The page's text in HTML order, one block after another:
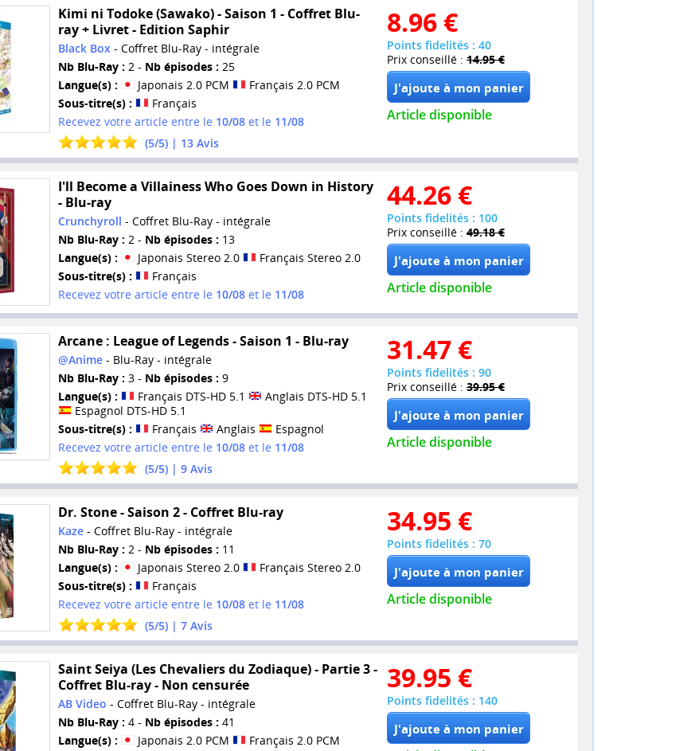
Kimi ni Todoke (Sawako) - Saison 1 - Coffret Blu-
ray + Livret - Edition Saphir
Black Box- Coffret Blu-Ray - intégrale
Nb Blu-Ray : 2 - Nb épisodes : 25
Langue(s) :
Japonais 2.0 PCM
Français 2.0 PCM
Sous-titre(s) :
Français
Recevez votre article entre le 10/08et le 11/08
(5/5) | 13Avis
8.96 €
Points fidelités : 40
Prix conseillé : 14.95 €
Article disponible
I'll Become a Villainess Who Goes Down in History
- Blu-ray
Crunchyroll - Coffret Blu-Ray - intégrale
Nb Blu-Ray : 2 - Nb épisodes : 13
Langue(s) :
Japonais Stereo 2.0
Français Stereo 2.0
Sous-titre(s) :
Français
Recevez votre article entre le 10/08et le 11/08
44.26 €
Points fidelités : 100
Prix conseillé : 49.18 €
Article disponible
Arcane : League of Legends - Saison 1 - Blu-ray
@Anime- Blu-Ray - intégrale
Nb Blu-Ray : 3 - Nb épisodes : 9
Langue(s) :
Français DTS-HD 5.1
Anglais DTS-HD 5.1
Espagnol DTS-HD 5.1
Sous-titre(s) :
Français Anglais
Espagnol
Recevez votre article entre le 10/08et le 11/08
(5/5) | 9Avis
31.47 €
Points fidelités : 90
Prix conseillé : 39.95 €
Article disponible
Dr. Stone - Saison 2 - Coffret Blu-ray
Kaze- Coffret Blu-Ray - intégrale
Nb Blu-Ray : 2 - Nb épisodes : 11
Langue(s) :
Japonais Stereo 2.0
Français Stereo 2.0
Sous-titre(s) :
Français
Recevez votre article entre le 10/08et le 11/08
(5/5) | 7Avis
34.95 €
Points fidelités : 70
Article disponible
Saint Seiya (Les Chevaliers du Zodiaque) - Partie 3 -
Coffret Blu-ray - Non censurée
AB Video - Coffret Blu-Ray - intégrale
Nb Blu-Ray : 4 - Nb épisodes : 41
Langue(s) :
Japonais 2.0 PCM
Français 2.0 PCM
39.95 €
Points fidelités : 140